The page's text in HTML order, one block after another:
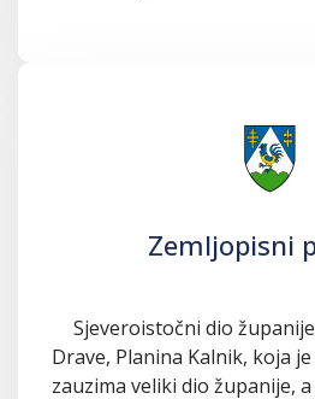
Zemljopisni
Sjeveroistočni dio
Drave, Planina Kalnik, koja
zauzima veliki dio županije,